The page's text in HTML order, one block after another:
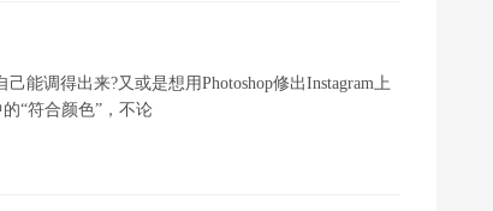
能调得出来?又或是想用Photoshop修出Instagram上
“符合颜色”，不论